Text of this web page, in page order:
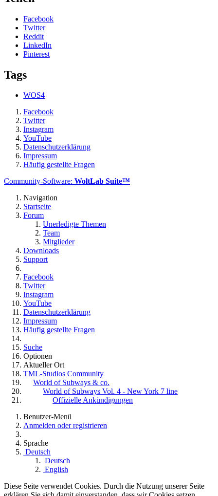
Facebook
Twitter
Reddit
LinkedIn
Pinterest
Tags
WOS4
Facebook
Twitter
Instagram
YouTube
Datenschutzerklärung
Impressum
Häufig gestellte Fragen
Community-Software: WoltLab Suite™
Navigation
Startseite
Forum
Unerledigte Themen
Team
Mitglieder
Downloads
Support
Facebook
Twitter
Instagram
YouTube
Datenschutzerklärung
Impressum
Häufig gestellte Fragen
Suche
Optionen
Aktueller Ort
TML-Studios Community
World of Subways & co.
World of Subways Vol. 4 - New York 7 line
Offizielle Ankündigungen
Benutzer-Menü
Anmelden oder registrieren
Sprache
Deutsch
Deutsch
English
Diese Seite verwendet Cookies. Durch die Nutzung unserer Seite